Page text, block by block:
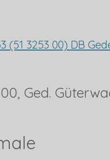
(51 3253 00) DB
Ged.